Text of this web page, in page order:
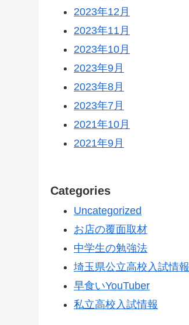
2023年12月
2023年11月
2023年10月
2023年9月
2023年8月
2023年7月
2021年10月
2021年9月
Categories
Uncategorized
お店の覆面取材
中学生の勉強法
埼玉県公立高校入試情報
早食いYouTuber
私立高校入試情報